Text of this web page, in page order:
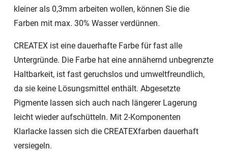
kleiner als 0,3mm arbeiten wollen, können Sie die
Farben mit max. 30% Wasser verdünnen.
CREATEX ist eine dauerhafte Farbe für fast alle
Untergründe. Die Farbe hat eine annähernd unbegrenzte
Haltbarkeit, ist fast geruchslos und umweltfreundlich,
da sie keine Lösungsmittel enthält. Abgesetzte
Pigmente lassen sich auch nach längerer Lagerung
leicht wieder aufschütteln. Mit 2-Komponenten
Klarlacke lassen sich die CREATEXfarben dauerhaft
versiegeln.